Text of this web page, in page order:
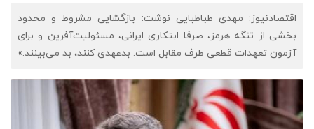
اقتصادنیوز: مهدی طباطبایی نوشت: بازگشایی مشروط و محدود
بخشی از تنگه هرمز، صرفا ابتکاری ایرانی، مسئولیت‌آفرین و برای
آزمون تعهدات قطعی طرف مقابل است. بدعهدی کنند، بد می‌بینند.»